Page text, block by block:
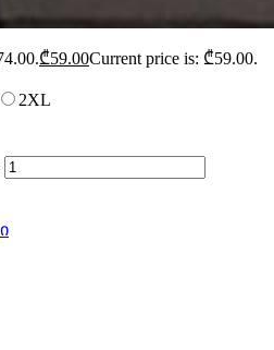
₾59.00Current price is: ₾59.00.
2XL